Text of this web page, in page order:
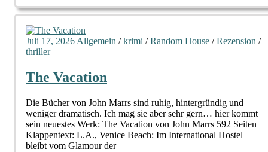
Juli 17, 2026 Allgemein /krimi /Random House /Rezension /
thriller
The Vacation
Die Bücher von John Marrs sind ruhig, hintergründig und
weniger dramatisch. Ich mag sie aber sehr gern… hier kommt
sein neuestes Werk: The Vacation von John Marrs 592 Seiten
Klappentext: L.A., Venice Beach: Im International Hostel
bleibt vom Glamour der